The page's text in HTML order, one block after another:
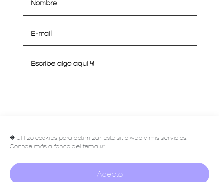
❋ Utilizo cookies para optimizar este sitio web y mis servicios.
Conoce más a fondo del tema ☞
Acepto
Hablemos